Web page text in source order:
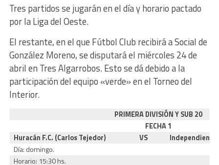
Tres partidos se jugarán en el día y horario pactado
por la Liga del Oeste.
El restante, en el que Fútbol Club recibirá a Social de
González Moreno, se disputará el miércoles 24 de
abril en Tres Algarrobos. Esto se dá debido a la
participación del equipo «verde» en el Torneo del
Interior.
PRIMERA DIVISIÓN Y SUB 20
FECHA 1
Huracán F.C. (Carlos Tejedor)
VS
Independiente
Día: domingo.
Horario: 15:30 hs.